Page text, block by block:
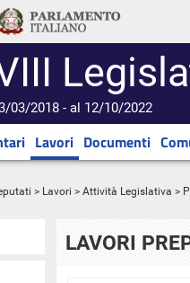
03/2018 - al 12/10/2022
Lavori Documenti
> Lavori > Attività Legislativa >
LAVORI